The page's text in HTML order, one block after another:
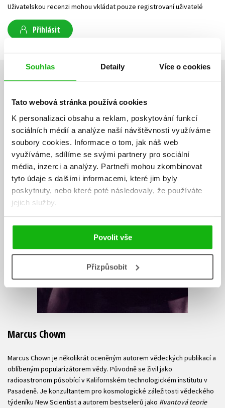
Souhlas Detaily Více o cookies
Tato webová stránka používá cookies
K personalizaci obsahu a reklam, poskytování funkcí
sociálních médií a analýze naší návštěvnosti využíváme
soubory cookies. Informace o tom, jak náš web
využíváme, sdílíme se svými partnery pro sociální
média, inzerci a analýzy. Partneři mohou zkombinovat
tyto údaje s dalšími informacemi, které jim byly
poskytnuty, nebo které poté následovaly, že používáte
jejich služby.
Povolit vše
Přizpůsobit
Uživatelskou recenzi mohou vkládat pouze registrovaní uživatelé
Přihlásit
Marcus Chown
Marcus Chown je několikrát oceněným autorem vědeckých publikací a
oblíbeným popularizátorem vědy. Původně se živil jako
radioastronom působící v Kalifornském technologickém institutu v
Pasadeně. Je konzultantem pro kosmologické záležitosti vědeckého
týdeníku New Scientist a autorem bestselerů jako Kvantová teorie